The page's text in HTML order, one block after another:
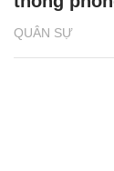
QUÂN SỰ